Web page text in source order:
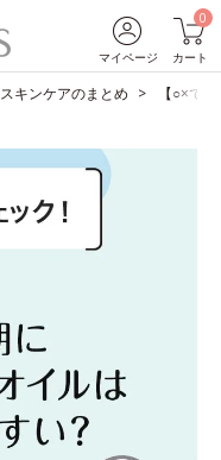
マイページ
0
カート
スキンケアのまとめ 【○×で